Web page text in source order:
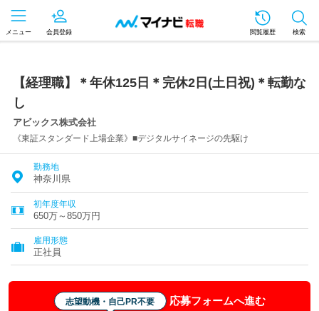
メニュー 会員登録 閲覧履歴 検索
【経理職】＊年休125日＊完休2日(土日祝)＊転勤な
し
アビックス株式会社
《東証スタンダード上場企業》■デジタルサイネージの先駆け
勤務地
神奈川県
初年度年収
650万～850万円
雇用形態
正社員
志望動機・自己PR不要 応募フォームへ進む